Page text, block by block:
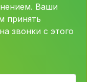
Ваши
принять
звонки с этого